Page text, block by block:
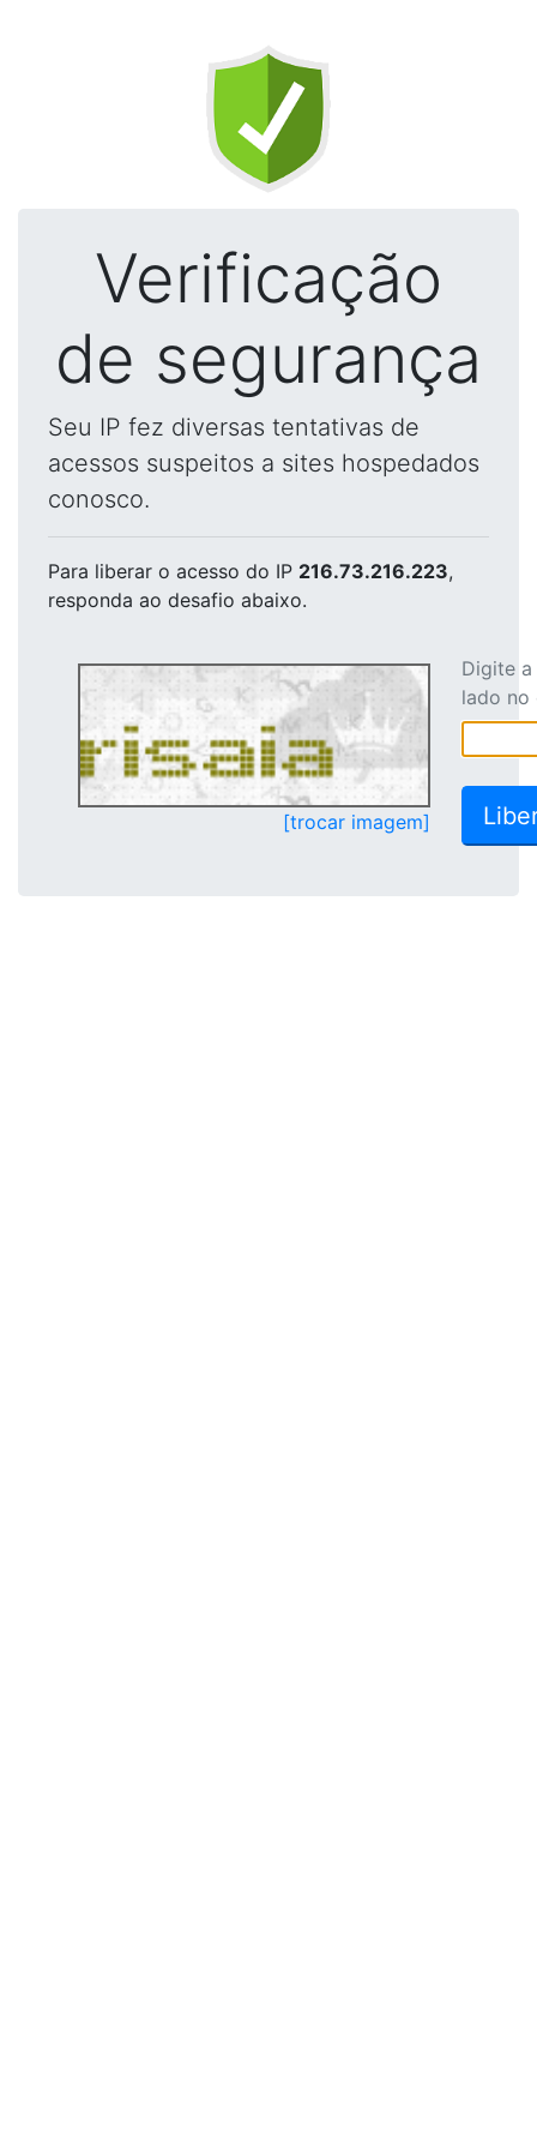
Verificação
de segurança
Seu IP fez diversas tentativas de
acessos suspeitos a sites hospedados
conosco.
Para liberar o acesso do IP 216.73.216.223,
responda ao desafio abaixo.
[trocar imagem]
Digite
lado no